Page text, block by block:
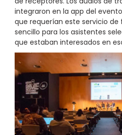
integraron en la app del
que requerían este servicio
sencillo para los asistentes
que estaban interesados en